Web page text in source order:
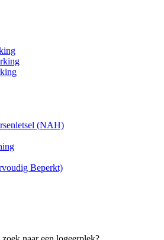
(NAH)
Beperkt)